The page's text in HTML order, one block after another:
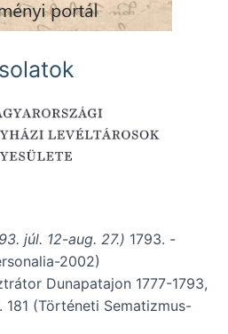
júl. 12-aug. 27.) 1793. -
2002)
Dunapatajon 1777-1793,
181 (Történeti Sematizmus-